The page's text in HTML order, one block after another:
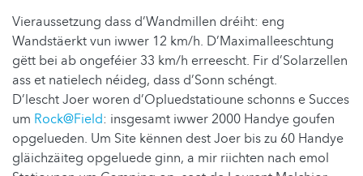
Vieraussetzung dass d’Wandmillen dréiht: eng
Wandstäerkt vun iwwer 12 km/h. D’Maximalleeschtung
gëtt bei ab ongeféier 33 km/h erreescht. Fir d’Solarzellen
ass et natielech néideg, dass d’Sonn schéngt.
D’lescht Joer woren d’Opluedstatioune schonns e Succes
um Rock@Field: insgesamt iwwer 2000 Handye goufen
opgelueden. Um Site kënnen dest Joer bis zu 60 Handye
gläichzäiteg opgeluede ginn, a mir riichten nach emol